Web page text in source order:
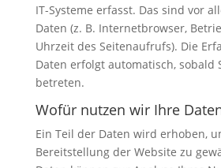
IT-Systeme erfasst. Das sind vor
Daten (z. B. Internetbrowser,
Uhrzeit des Seitenaufrufs). Die
Daten erfolgt automatisch, sobald
betreten.
Wofür nutzen wir Ihre
Ein Teil der Daten wird erhoben,
Bereitstellung der Website zu